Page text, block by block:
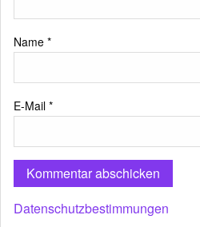
Name *
E-Mail *
Datenschutzbestimmungen